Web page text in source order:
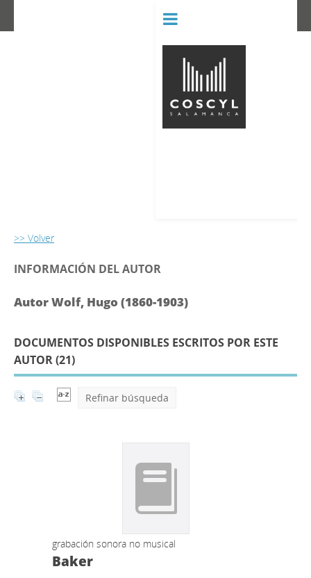
>> Volver
INFORMACIÓN DEL AUTOR
Autor Wolf, Hugo (1860-1903)
DOCUMENTOS DISPONIBLES ESCRITOS POR ESTE
AUTOR (21)
Refinar búsqueda
grabación sonora no musical
Baker